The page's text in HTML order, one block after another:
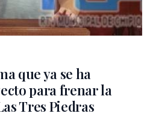
que ya se ha
para frenar la
Tres Piedras